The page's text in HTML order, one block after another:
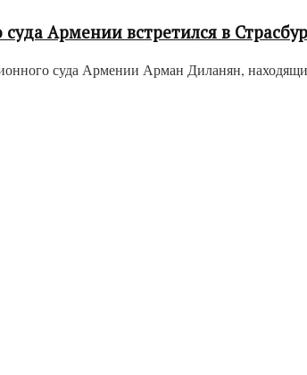
Армении встретился в
суда Армении Арман Диланян,